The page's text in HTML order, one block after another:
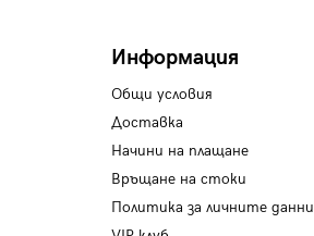
Информация
Общи условия
Доставка
Начини на плащане
Връщане на стоки
Политика за личните данни